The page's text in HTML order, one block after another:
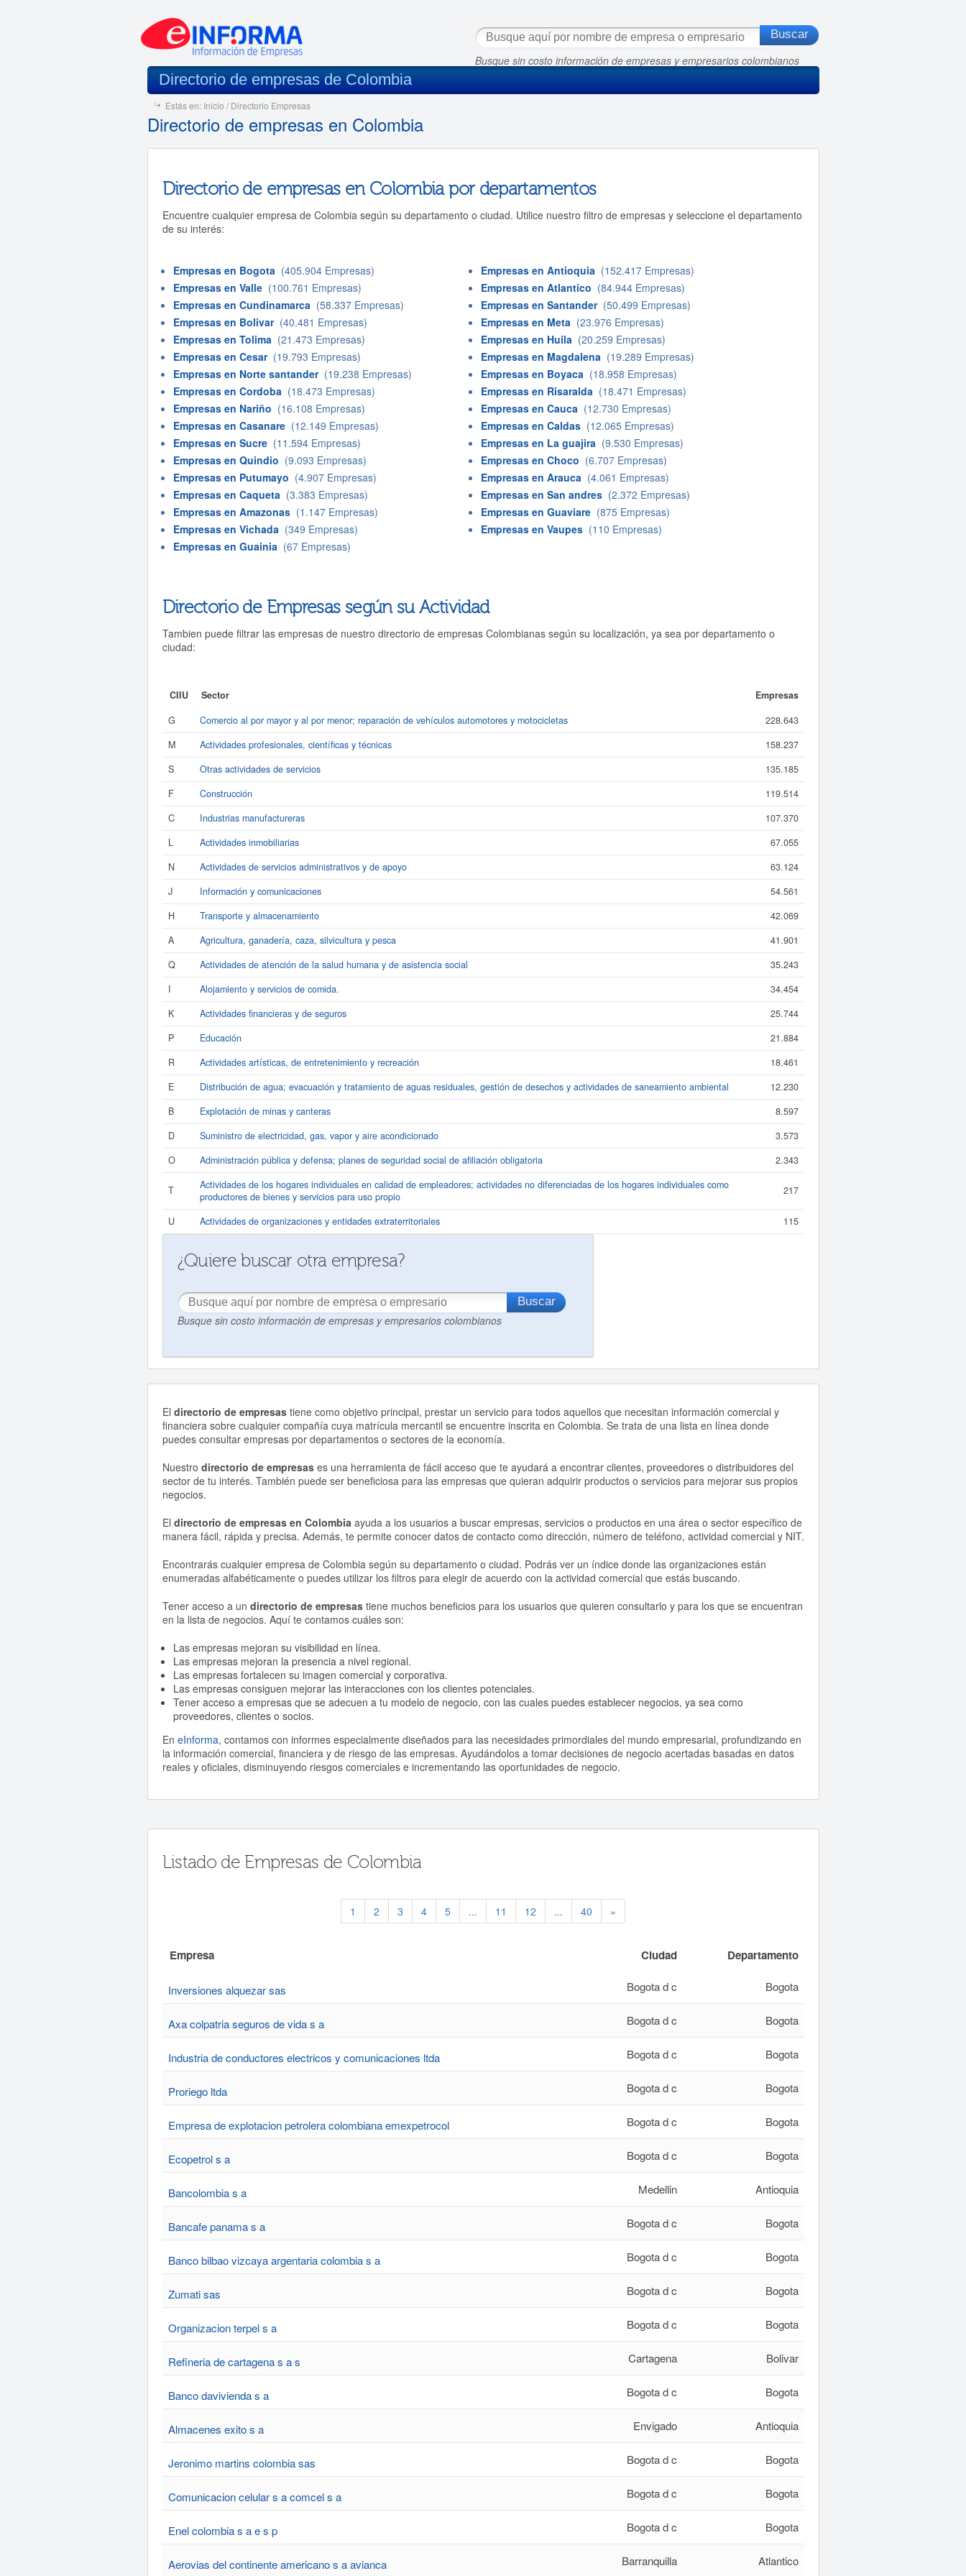
Busque sin costo información de empresas y empresarios colombianos
Directorio de empresas de Colombia
Estás en: Inicio / Directorio Empresas
Directorio de empresas en Colombia
Directorio de empresas en Colombia por departamentos
Encuentre cualquier empresa de Colombia según su departamento o ciudad. Utilice nuestro filtro de empresas y seleccione el departamento
de su interés:
Empresas en Bogota(405.904 Empresas)
Empresas en Valle(100.761 Empresas)
Empresas en Cundinamarca(58.337 Empresas)
Empresas en Bolivar(40.481 Empresas)
Empresas en Tolima(21.473 Empresas)
Empresas en Cesar(19.793 Empresas)
Empresas en Norte santander(19.238 Empresas)
Empresas en Cordoba(18.473 Empresas)
Empresas en Nariño (16.108 Empresas)
Empresas en Casanare(12.149 Empresas)
Empresas en Sucre(11.594 Empresas)
Empresas en Quindio (9.093 Empresas)
Empresas en Putumayo (4.907 Empresas)
Empresas en Caqueta(3.383 Empresas)
Empresas en Amazonas(1.147 Empresas)
Empresas en Vichada(349 Empresas)
Empresas en Guainia(67 Empresas)
Empresas en Antioquia (152.417 Empresas)
Empresas en Atlantico (84.944 Empresas)
Empresas en Santander(50.499 Empresas)
Empresas en Meta (23.976 Empresas)
Empresas en Huila (20.259 Empresas)
Empresas en Magdalena (19.289 Empresas)
Empresas en Boyaca (18.958 Empresas)
Empresas en Risaralda (18.471 Empresas)
Empresas en Cauca (12.730 Empresas)
Empresas en Caldas (12.065 Empresas)
Empresas en La guajira (9.530 Empresas)
Empresas en Choco (6.707 Empresas)
Empresas en Arauca (4.061 Empresas)
Empresas en San andres (2.372 Empresas)
Empresas en Guaviare (875 Empresas)
Empresas en Vaupes (110 Empresas)
Directorio de Empresas según su Actividad
Tambien puede filtrar las empresas de nuestro directorio de empresas Colombianas según su localización, ya sea por departamento o
ciudad:
CIIU Sector
Empresas
G
Comercio al por mayor y al por menor; reparación de vehículos automotores y motocicletas
228.643
M
Actividades profesionales, científicas y técnicas
158.237
S
Otras actividades de servicios
135.185
F
Construcción
119.514
C
Industrias manufactureras
107.370
L
Actividades inmobiliarias
67.055
N
Actividades de servicios administrativos y de apoyo
63.124
J
Información y comunicaciones
54.561
H
Transporte y almacenamiento
42.069
A
Agricultura, ganadería, caza, silvicultura y pesca
41.901
Q
Actividades de atención de la salud humana y de asistencia social
35.243
I
Alojamiento y servicios de comida.
34.454
K
Actividades financieras y de seguros
25.744
P
Educación
21.884
R
Actividades artísticas, de entretenimiento y recreación
18.461
E
Distribución de agua; evacuación y tratamiento de aguas residuales, gestión de desechos y actividades de saneamiento ambiental
12.230
B
Explotación de minas y canteras
8.597
D
Suministro de electricidad, gas, vapor y aire acondicionado
3.573
O
Administración pública y defensa; planes de seguridad social de afiliación obligatoria 2.343
T
Actividades de los hogares individuales en calidad de empleadores; actividades no diferenciadas de los hogares individuales como
productores de bienes y servicios para uso propio
217
U Actividades de organizaciones y entidades extraterritoriales 115
¿Quiere buscar otra empresa?
Busque sin costo información de empresas y empresarios colombianos
El directorio de empresastiene como objetivo principal, prestar un servicio para todos aquellos que necesitan información comercial y
financiera sobre cualquier compañía cuya matrícula mercantil se encuentre inscrita en Colombia. Se trata de una lista en línea donde
puedes consultar empresas por departamentos o sectores de la economía.
Nuestro directorio de empresases una herramienta de fácil acceso que te ayudará a encontrar clientes, proveedores o distribuidores del
sector de tu interés. También puede ser beneficiosa para las empresas que quieran adquirir productos o servicios para mejorar sus propios
negocios.
El directorio de empresas en Colombiaayuda a los usuarios a buscar empresas, servicios o productos en una área o sector específico de
manera fácil, rápida y precisa. Además, te permite conocer datos de contacto como dirección, número de teléfono, actividad comercial y NIT.
Encontrarás cualquier empresa de Colombia según su departamento o ciudad. Podrás ver un índice donde las organizaciones están
enumeradas alfabéticamente o puedes utilizar los filtros para elegir de acuerdo con la actividad comercial que estás buscando.
Tener acceso a un directorio de empresastiene muchos beneficios para los usuarios que quieren consultarlo y para los que se encuentran
en la lista de negocios. Aquí te contamos cuáles son:
Las empresas mejoran su visibilidad en línea.
Las empresas mejoran la presencia a nivel regional.
Las empresas fortalecen su imagen comercial y corporativa.
Las empresas consiguen mejorar las interacciones con los clientes potenciales.
Tener acceso a empresas que se adecuen a tu modelo de negocio, con las cuales puedes establecer negocios, ya sea como
proveedores, clientes o socios.
En eInforma, contamos con informes especialmente diseñados para las necesidades primordiales del mundo empresarial, profundizando en
la información comercial, financiera y de riesgo de las empresas. Ayudándolos a tomar decisiones de negocio acertadas basadas en datos
reales y oficiales, disminuyendo riesgos comerciales e incrementando las oportunidades de negocio.
Listado de Empresas de Colombia
1 2 3 4 5 ... 11 12 ... 40 »
Empresa Ciudad Departamento
Inversiones alquezar sas Bogota d c Bogota
Axa colpatria seguros de vida s a Bogota d c Bogota
Industria de conductores electricos y comunicaciones ltda Bogota d c Bogota
Proriego ltda Bogota d c Bogota
Empresa de explotacion petrolera colombiana emexpetrocol Bogota d c Bogota
Ecopetrol s a Bogota d c Bogota
Bancolombia s a Medellin Antioquia
Bancafe panama s a Bogota d c Bogota
Banco bilbao vizcaya argentaria colombia s a Bogota d c Bogota
Zumati sas Bogota d c Bogota
Organizacion terpel s a Bogota d c Bogota
Refineria de cartagena s a s Cartagena Bolivar
Banco davivienda s a Bogota d c Bogota
Almacenes exito s a Envigado Antioquia
Jeronimo martins colombia sas Bogota d c Bogota
Comunicacion celular s a comcel s a Bogota d c Bogota
Enel colombia s a e s p Bogota d c Bogota
Aerovias del continente americano s a avianca Barranquilla Atlantico